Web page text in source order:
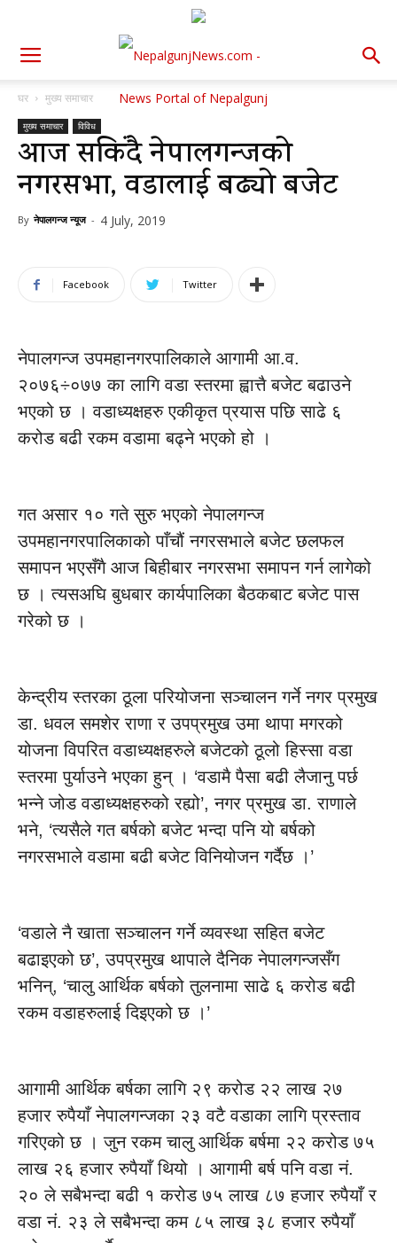
घर मुख्य समाचार
मुख्य समाचार विविध
आज सकिंदै नेपालगन्जको
नगरसभा, वडालाई बढ्यो बजेट
By नेपालगन्ज न्यूज - 4 July, 2019
Facebook Twitter
नेपालगन्ज उपमहानगरपालिकाले आगामी आ.व.
२०७६÷०७७ का लागि वडा स्तरमा ह्वात्तै बजेट बढाउने
भएको छ । वडाध्यक्षहरु एकीकृत प्रयास पछि साढे ६
करोड बढी रकम वडामा बढ्ने भएको हो ।
गत असार १० गते सुरु भएको नेपालगन्ज
उपमहानगरपालिकाको पाँचौं नगरसभाले बजेट छलफल
समापन भएसँगै आज बिहीबार नगरसभा समापन गर्न लागेको
छ । त्यसअघि बुधबार कार्यपालिका बैठकबाट बजेट पास
गरेको छ ।
केन्द्रीय स्तरका ठूला परियोजना सञ्चालन गर्ने नगर प्रमुख
डा. धवल समशेर राणा र उपप्रमुख उमा थापा मगरको
योजना विपरित वडाध्यक्षहरुले बजेटको ठूलो हिस्सा वडा
स्तरमा पुर्याउने भएका हुन् । ‘वडामै पैसा बढी लैजानु पर्छ
भन्ने जोड वडाध्यक्षहरुको रह्यो’, नगर प्रमुख डा. राणाले
भने, ‘त्यसैले गत बर्षको बजेट भन्दा पनि यो बर्षको
नगरसभाले वडामा बढी बजेट विनियोजन गर्दैछ ।’
‘वडाले नै खाता सञ्चालन गर्ने व्यवस्था सहित बजेट
बढाइएको छ’, उपप्रमुख थापाले दैनिक नेपालगन्जसँग
भनिन्, ‘चालु आर्थिक बर्षको तुलनामा साढे ६ करोड बढी
रकम वडाहरुलाई दिइएको छ ।’
आगामी आर्थिक बर्षका लागि २९ करोड २२ लाख २७
हजार रुपैयाँ नेपालगन्जका २३ वटै वडाका लागि प्रस्ताव
गरिएको छ । जुन रकम चालु आर्थिक बर्षमा २२ करोड ७५
लाख २६ हजार रुपैयाँ थियो । आगामी बर्ष पनि वडा नं.
२० ले सबैभन्दा बढी १ करोड ७५ लाख ८७ हजार रुपैयाँ र
वडा नं. २३ ले सबैभन्दा कम ८५ लाख ३८ हजार रुपैयाँ